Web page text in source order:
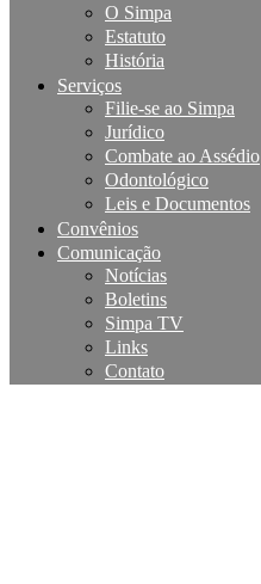
O Simpa
Estatuto
História
Serviços
Filie-se ao Simpa
Jurídico
Combate ao Assédio
Odontológico
Leis e Documentos
Convênios
Comunicação
Notícias
Boletins
Simpa TV
Links
Contato